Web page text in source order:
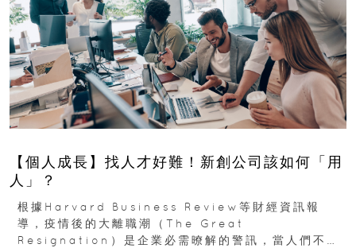
【個人成長】找人才好難！新創公司該如何「用
人」？
根據Harvard Business Review等財經資訊報
導，疫情後的大離職潮（The Great
Resignation）是企業必需暸解的警訊，當人們不再